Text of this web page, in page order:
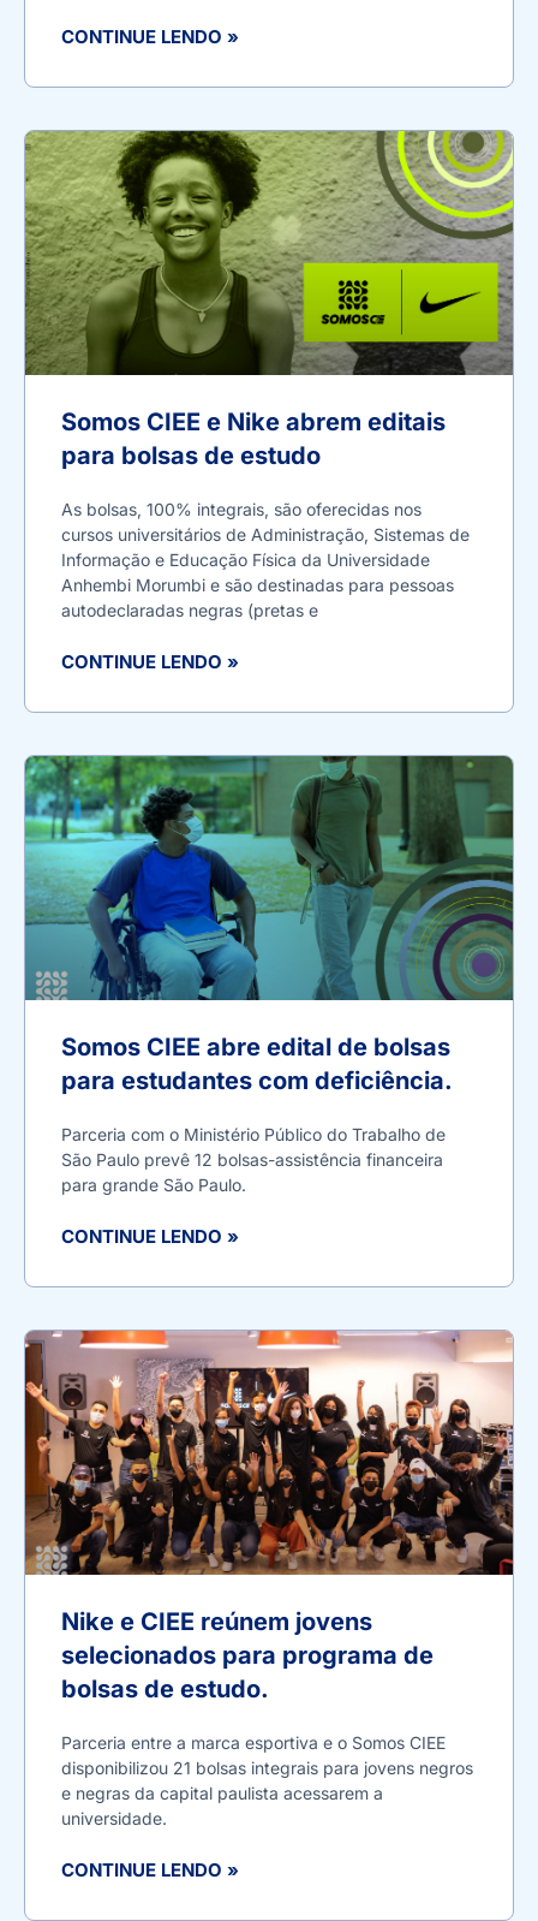
CONTINUE LENDO »
Somos CIEE e Nike abrem editais
para bolsas de estudo
As bolsas, 100% integrais, são oferecidas nos
cursos universitários de Administração, Sistemas de
Informação e Educação Física da Universidade
Anhembi Morumbi e são destinadas para pessoas
autodeclaradas negras (pretas e
CONTINUE LENDO »
Somos CIEE abre edital de bolsas
para estudantes com deficiência.
Parceria com o Ministério Público do Trabalho de
São Paulo prevê 12 bolsas-assistência financeira
para grande São Paulo.
CONTINUE LENDO »
Nike e CIEE reúnem jovens
selecionados para programa de
bolsas de estudo.
Parceria entre a marca esportiva e o Somos CIEE
disponibilizou 21 bolsas integrais para jovens negros
e negras da capital paulista acessarem a
universidade.
CONTINUE LENDO »